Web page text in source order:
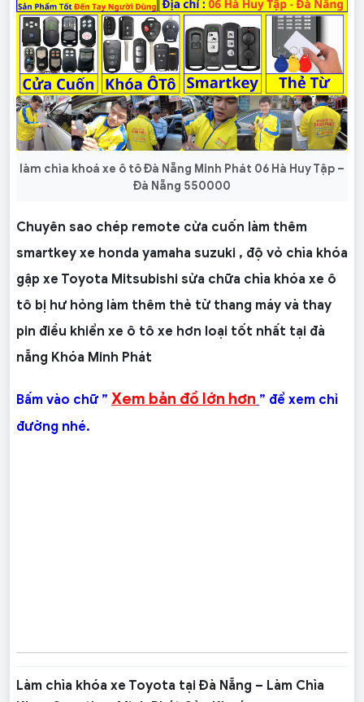
làm chìa khoá xe ô tô Đà Nẵng Minh Phát 06 Hà Huy Tập –
Đà Nẵng 550000
Chuyên sao chép remote cửa cuốn làm thêm
smartkey xe honda yamaha suzuki , độ vỏ chìa khóa
gập xe Toyota Mitsubishi sửa chữa chìa khóa xe ô
tô bị hư hỏng làm thêm thẻ từ thang máy và thay
pin điều khiển xe ô tô xe hơn loại tốt nhất tại đà
nẵng Khóa Minh Phát
Bấm vào chữ ” Xem bản đồ lớn hơn ” để xem chỉ
đường nhé.
Làm chìa khóa xe Toyota tại Đà Nẵng – Làm Chìa